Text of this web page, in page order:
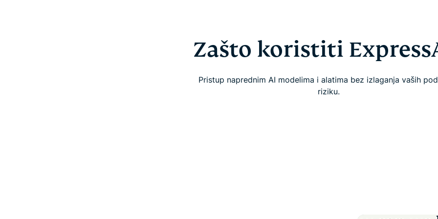
Zašto koristiti
Pristup naprednim AI modelima i alatima bez izlaganja vaših
riziku.